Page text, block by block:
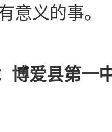
意义的事。
博爱县第一